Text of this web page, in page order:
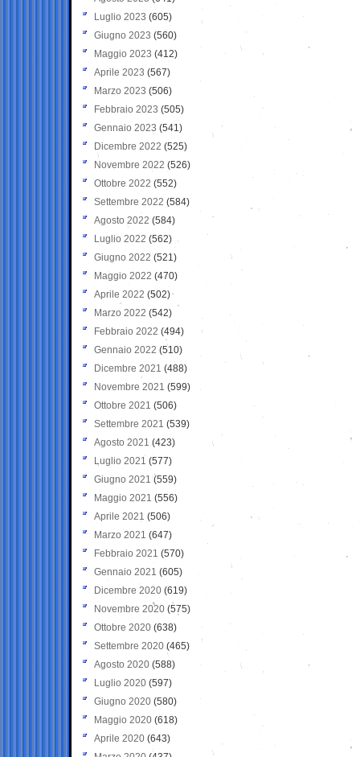
Luglio 2023 (605)
Giugno 2023 (560)
Maggio 2023 (412)
Aprile 2023 (567)
Marzo 2023 (506)
Febbraio 2023 (505)
Gennaio 2023 (541)
Dicembre 2022 (525)
Novembre 2022 (526)
Ottobre 2022 (552)
Settembre 2022 (584)
Agosto 2022 (584)
Luglio 2022 (562)
Giugno 2022 (521)
Maggio 2022 (470)
Aprile 2022 (502)
Marzo 2022 (542)
Febbraio 2022 (494)
Gennaio 2022 (510)
Dicembre 2021 (488)
Novembre 2021 (599)
Ottobre 2021 (506)
Settembre 2021 (539)
Agosto 2021 (423)
Luglio 2021 (577)
Giugno 2021(559)
Maggio 2021 (556)
Aprile 2021 (506)
Marzo 2021 (647)
Febbraio 2021 (570)
Gennaio 2021 (605)
Dicembre 2020 (619)
Novembre 2020 (575)
Ottobre 2020 (638)
Settembre 2020(465)
Agosto 2020 (588)
Luglio 2020 (597)
Giugno 2020 (580)
Maggio 2020 (618)
Aprile 2020 (643)